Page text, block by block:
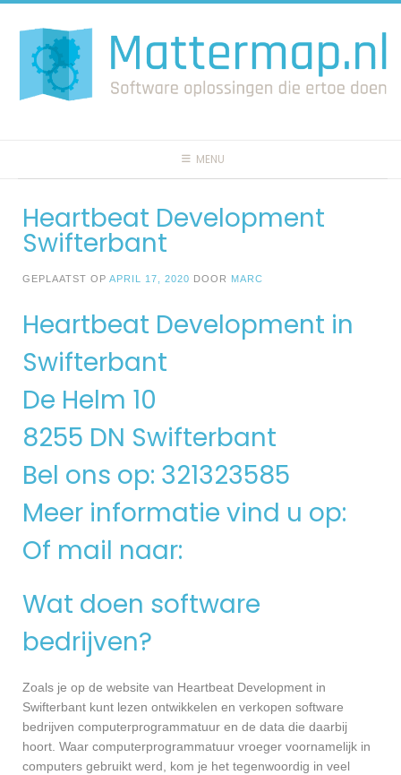
naar
inhoud
MENU
Heartbeat Development
Swifterbant
GEPLAATST OP APRIL 17, 2020 DOOR MARC
Heartbeat Development in
Swifterbant
De Helm 10
8255 DN Swifterbant
Bel ons op: 321323585
Meer informatie vind u op:
Of mail naar:
Wat doen software
bedrijven?
Zoals je op de website van Heartbeat Development in
Swifterbant kunt lezen ontwikkelen en verkopen software
bedrijven computerprogrammatuur en de data die daarbij
hoort. Waar computerprogrammatuur vroeger voornamelijk in
computers gebruikt werd, kom je het tegenwoordig in veel